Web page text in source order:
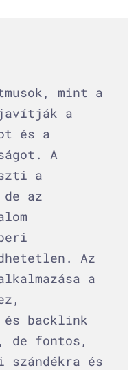
mint a
javítják a
és a
A
a
az
Az
a
és backlink
de fontos,
szándékra és